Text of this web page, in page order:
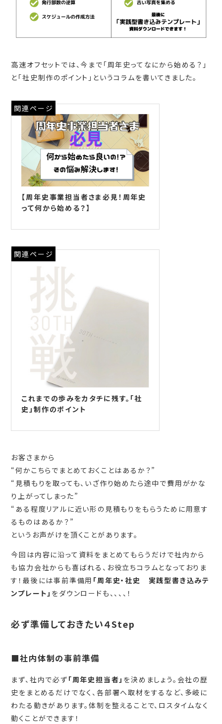
高速オフセットでは、今まで「周年史ってなにから始める？」
と「社史制作のポイント」というコラムを書いてきました。
関連ページ
【周年史事業担当者さま必見！周年史
って何から始める？】
関連ページ
これまでの歩みをカタチに残す。「社
史」制作のポイント
お客さまから
“何かこちらでまとめておくことはあるか？”
“見積もりを取っても、いざ作り始めたら途中で費用がかな
り上がってしまった”
“ある程度リアルに近い形の見積もりをもらうために用意す
るものはあるか？”
というお声がけを頂くことがあります。
今回は内容に沿って資料をまとめてもらうだけで社内から
も協力会社からも喜ばれる、お役立ちコラムとなっておりま
す！最後には事前準備用 「周年史・社史 実践型書き込みテ
ンプレート」 をダウンロードも、、、、！
必ず準備しておきたい４Step
■社内体制の事前準備
まず、社内で必ず 「周年史担当者」 を決めましょう。会社の歴
史をまとめるだけでなく、各部署へ取材をするなど、多岐に
わたる動きがあります。体制を整えることで、ロスタイムなく
動くことができます！